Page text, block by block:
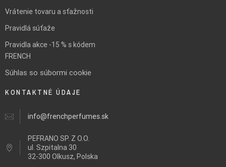
Vrátenie tovaru a sťažnosti
Pravidlá súťaže
Pravidla akce -15 % s kódem
FRENCH
Súhlas so súbormi cookie
KONTAKTNÉ ÚDAJE
info@frenchperfumes.sk
PEFRANO SP. Z O.O.
ul. Szpitalna 30
32-300 Olkusz, Polska